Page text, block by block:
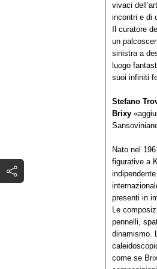
vivaci
incontri e di
Il curatore
un
sinistra a
luogo
suoi infiniti
Stefano
Brixy
Nato nel
figurative a
presenti in
Le
pennelli,
dinamismo.
come se